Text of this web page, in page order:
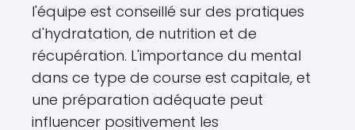
l'équipe est conseillé sur des pratiques
d'hydratation, de nutrition et de
récupération. L'importance du mental
dans ce type de course est capitale, et
une préparation adéquate peut
influencer positivement les